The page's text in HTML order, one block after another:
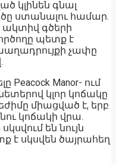
կլինեն գնալ
ստանալու համար.
ակտիվ գծերի
պետք է
չափը
Peacock Manor- ում
կլոր կոճակը
միացված է, երբ
կոճակի վրա.
են նույն
է սկսվեն ծայրահեղ